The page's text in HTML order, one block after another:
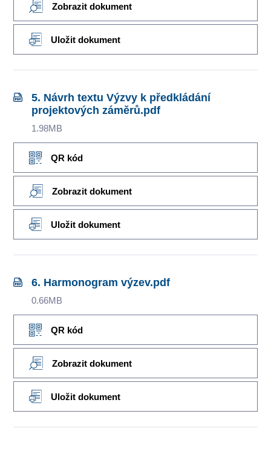
Zobrazit dokument
Uložit dokument
5. Návrh textu Výzvy k předkládání
projektových záměrů.pdf
1.98MB
QR kód
Zobrazit dokument
Uložit dokument
6. Harmonogram výzev.pdf
0.66MB
QR kód
Zobrazit dokument
Uložit dokument